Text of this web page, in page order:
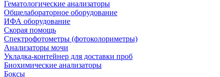
Гематологические анализаторы
Общелабораторное оборудование
ИФА оборудование
Скорая помощь
Спектрофотометры (фотоколориметры)
Анализаторы мочи
Укладка-контейнер для доставки проб
Биохимические анализаторы
Боксы